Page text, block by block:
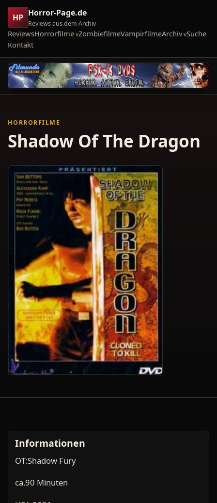
HP Horror-Page.de
Reviews aus dem Archiv
ReviewsHorrorfilme ZombiefilmeVampirfilmeArchiv Suche
Kontakt
HORRORFILME
Shadow Of The Dragon
Informationen
OT:Shadow Fury
ca.90 Minuten